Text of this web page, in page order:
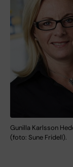
Gunilla Karlsson
(foto: Sune Fridell).